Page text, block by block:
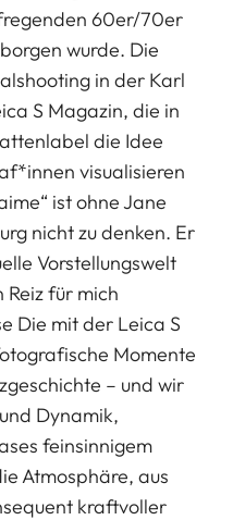
60er/70er
wurde. Die
in der Karl
S Magazin, die in
die Idee
visualisieren
ist ohne Jane
nicht zu denken. Er
Vorstellungswelt
für mich
Die mit der Leica S
Momente
– und wir
Dynamik,
feinsinnigem
Atmosphäre, aus
kraftvoller